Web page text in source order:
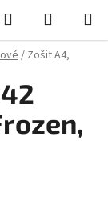
Hľadať
KOŠÍK
/ Zošit A4,